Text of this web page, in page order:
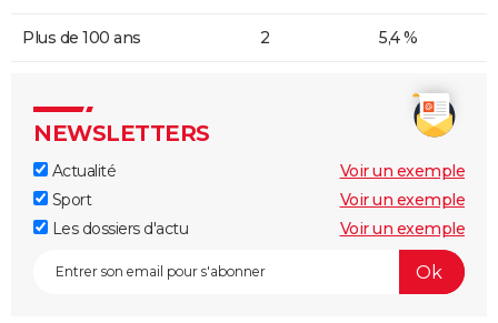
Plus de 100 ans 2 5,4 %
NEWSLETTERS
Actualité
Voir un exemple
Sport
Voir un exemple
Les dossiers d'actu
Voir un exemple